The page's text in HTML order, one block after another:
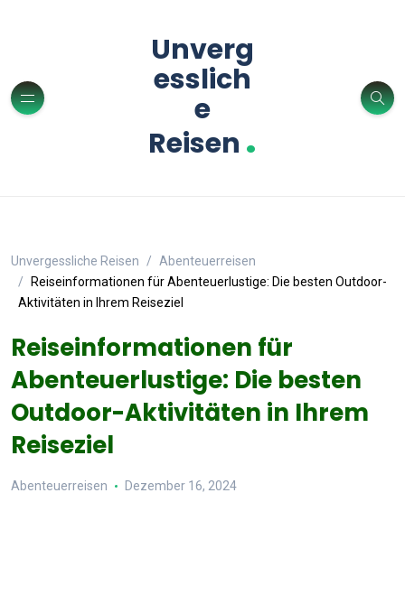
Unverg
esslich
e
Reisen .
Unvergessliche Reisen
Abenteuerreisen
Reiseinformationen für Abenteuerlustige: Die besten Outdoor-
Aktivitäten in Ihrem Reiseziel
Reiseinformationen für
Abenteuerlustige: Die besten
Outdoor-Aktivitäten in Ihrem
Reiseziel
Abenteuerreisen Dezember 16, 2024